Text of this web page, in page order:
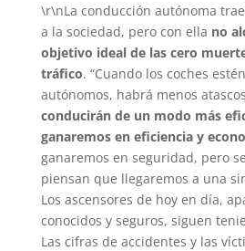
\r\nLa conducción autónoma
a la sociedad, pero con ella no
objetivo ideal de las cero
tráfico. “Cuando los coches
autónomos, habrá menos
conducirán de un modo más
ganaremos en eficiencia y
ganaremos en seguridad, pero
piensan que llegaremos a una
Los ascensores de hoy en día,
conocidos y seguros, siguen
Las cifras de accidentes y las